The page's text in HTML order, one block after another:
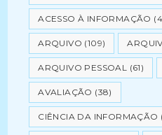
ACESSO À INFORMAÇÃO
ARQUIVO (109)
ARQUIVO PESSOAL (61)
AVALIAÇÃO (38)
CIÊNCIA DA INFORMAÇÃO